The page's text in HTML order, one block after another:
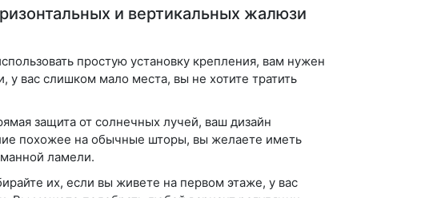
и вертикальных жалюзи
простую установку крепления, вам нужен
вас слишком мало места, вы не хотите тратить
защита от солнечных лучей, ваш дизайн
похожее на обычные шторы, вы желаете иметь
ламели.
их, если вы живете на первом этаже, у вас